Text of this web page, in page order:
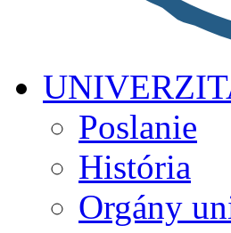
Poslanie
História
Orgány